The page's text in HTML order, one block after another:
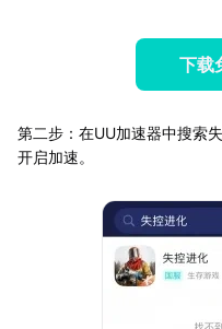
下载
第二步：在UU加速器中搜索
开启加速。